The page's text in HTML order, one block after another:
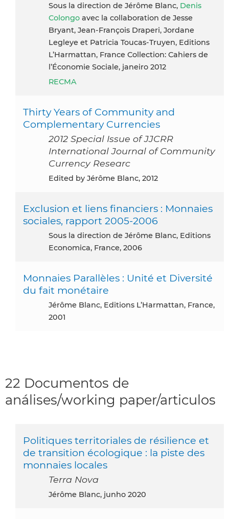
Sous la direction de Jérôme Blanc, Denis
Colongo avec la collaboration de Jesse
Bryant, Jean-François Draperi, Jordane
Legleye et Patricia Toucas-Truyen, Editions
L’Harmattan, France Collection: Cahiers de
l’Économie Sociale, janeiro 2012
RECMA
Thirty Years of Community and
Complementary Currencies
2012 Special Issue of JJCRR
International Journal of Community
Currency Researc
Edited by Jérôme Blanc, 2012
Exclusion et liens financiers : Monnaies
sociales, rapport 2005-2006
Sous la direction de Jérôme Blanc, Editions
Economica, France, 2006
Monnaies Parallèles : Unité et Diversité
du fait monétaire
Jérôme Blanc, Editions L’Harmattan, France,
2001
22 Documentos de
análises/working paper/articulos
Politiques territoriales de résilience et
de transition écologique : la piste des
monnaies locales
Terra Nova
Jérôme Blanc, junho 2020